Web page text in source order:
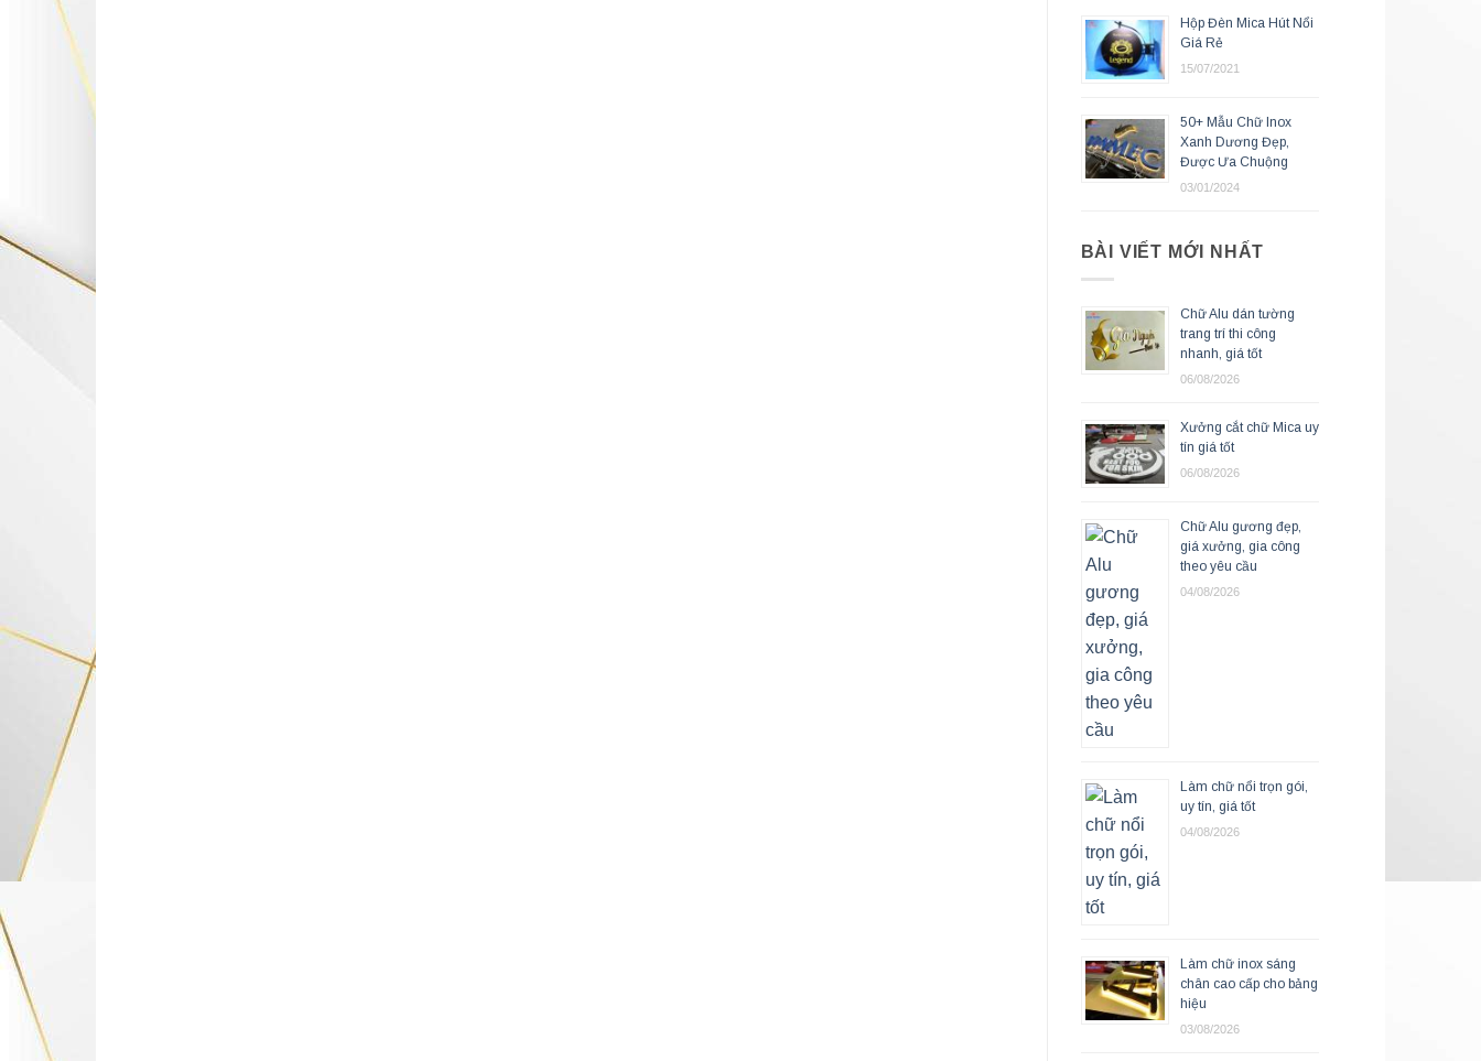
Hộp Đèn Mica Hút Nổi
Giá Rẻ
15/07/2021
50+ Mẫu Chữ Inox
Xanh Dương Đẹp,
Được Ưa Chuộng
03/01/2024
BÀI VIẾT MỚI NHẤT
Chữ Alu dán tường
trang trí thi công
nhanh, giá tốt
06/08/2026
Xưởng cắt chữ Mica uy
tín giá tốt
06/08/2026
Chữ Alu gương đẹp,
giá xưởng, gia công
theo yêu cầu
04/08/2026
Làm chữ nổi trọn gói,
uy tín, giá tốt
04/08/2026
Làm chữ inox sáng
chân cao cấp cho bảng
hiệu
03/08/2026